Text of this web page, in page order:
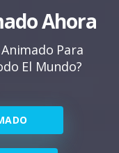
Ahora
Para
El Mundo?